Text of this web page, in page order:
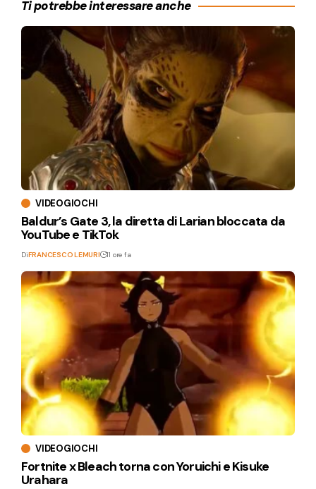
Ti potrebbe interessare anche
VIDEOGIOCHI
Baldur’s Gate 3, la diretta di Larian bloccata da
YouTube e TikTok
DiFRANCESCO LEMURI 11 ore fa
VIDEOGIOCHI
Fortnite x Bleach torna con Yoruichi e Kisuke
Urahara